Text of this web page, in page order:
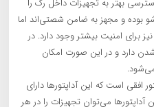
بهتر به تجهیزات داخل رک را
بوده و مجهز به ضامن شصتی‌اند اما
برای امنیت بیشتر وجود دارد. در
دارد و در این صورت امکان
4 آداپتور عمودی و 6 آداپتور افقی است که این آداپتورها دارای
می‌توان تجهیزات را در هر